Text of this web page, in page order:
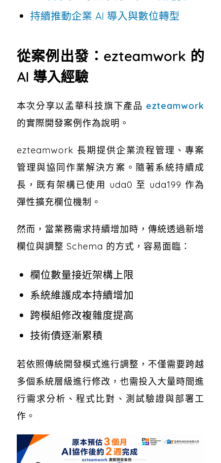
持續推動企業 AI 導入與數位轉型
從案例出發：ezteamwork 的
AI 導入經驗
本次分享以孟華科技旗下產品 ezteamwork
的實際開發案例作為說明。
ezteamwork 長期提供企業流程管理、專案
管理與協同作業解決方案。隨著系統持續成
長，既有架構已使用 uda0 至 uda199 作為
彈性擴充欄位機制。
然而，當業務需求持續增加時，傳統透過新增
欄位與調整 Schema 的方式，容易面臨：
欄位數量接近架構上限
系統維護成本持續增加
跨模組修改複雜度提高
技術債逐漸累積
若依照傳統開發模式進行調整，不僅需要跨越
多個系統層級進行修改，也需投入大量時間進
行需求分析、程式比對、測試驗證與部署工
作。